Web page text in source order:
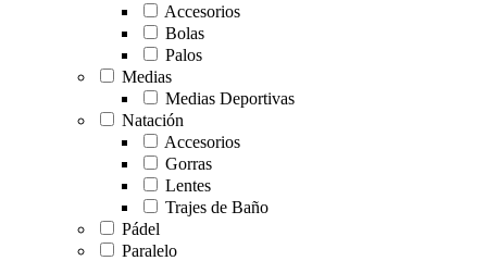
Accesorios
Bolas
Palos
Medias
Medias Deportivas
Natación
Accesorios
Gorras
Lentes
Trajes de Baño
Pádel
Paralelo